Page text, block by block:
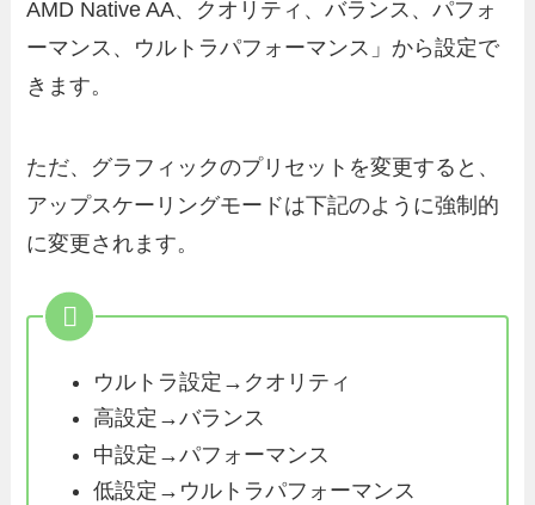
AMD Native AA、クオリティ、バランス、パフォ
ーマンス、ウルトラパフォーマンス」から設定で
きます。
ただ、グラフィックのプリセットを変更すると、
アップスケーリングモードは下記のように強制的
に変更されます。
ウルトラ設定→クオリティ
高設定→バランス
中設定→パフォーマンス
低設定→ウルトラパフォーマンス